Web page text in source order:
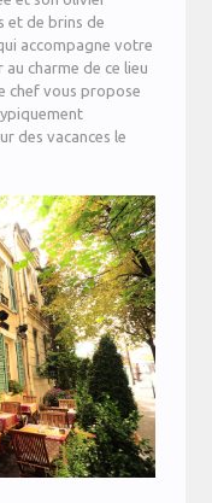
et de brins de
accompagne votre
charme de ce lieu
chef vous propose
des vacances le